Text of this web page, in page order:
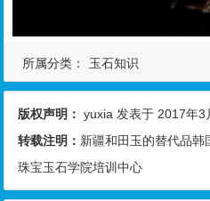
所属分类： 玉石知识
版权声明： yuxia 发表于 2017年3
转载注明： 新疆和田玉的替代品
珠宝玉石学院培训中心